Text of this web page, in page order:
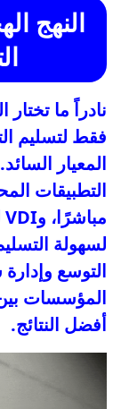
النهج
نادراً ما
فقط لتسليم
المعيار
التطبيقات
التوسع
المؤسسات
أفضل النتائج.